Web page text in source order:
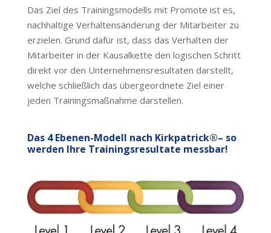
Das Ziel des Trainingsmodells mit Promote ist es,
nachhaltige Verhaltensänderung der Mitarbeiter zu
erzielen. Grund dafür ist, dass das Verhalten der
Mitarbeiter in der Kausalkette den logischen Schritt
direkt vor den Unternehmensresultaten darstellt,
welche schließlich das übergeordnete Ziel einer
jeden Trainingsmaßnahme darstellen.
Das 4 Ebenen-Modell nach Kirkpatrick®– so
werden Ihre Trainingsresultate messbar!